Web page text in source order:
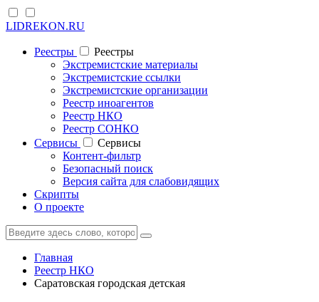
LIDREKON.RU
Реестры
Реестры
Экстремистские материалы
Экстремистские ссылки
Экстремистские организации
Реестр иноагентов
Реестр НКО
Реестр СОНКО
Cервисы
Cервисы
Контент-фильтр
Безопасный поиск
Версия сайта для слабовидящих
Скрипты
О проекте
Главная
Реестр НКО
Саратовская городская детская